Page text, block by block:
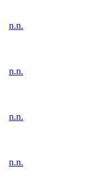
n.n.
n.n.
n.n.
n.n.